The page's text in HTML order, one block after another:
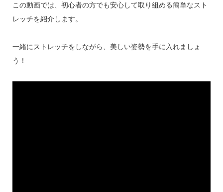
この動画では、初心者の方でも安心して取り組める簡単なスト
レッチを紹介します。
一緒にストレッチをしながら、美しい姿勢を手に入れましょ
う！